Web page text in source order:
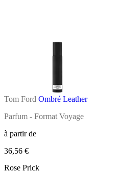
Tom Ford Ombré Leather
Parfum - Format Voyage
à partir de
36,56 €
Rose Prick